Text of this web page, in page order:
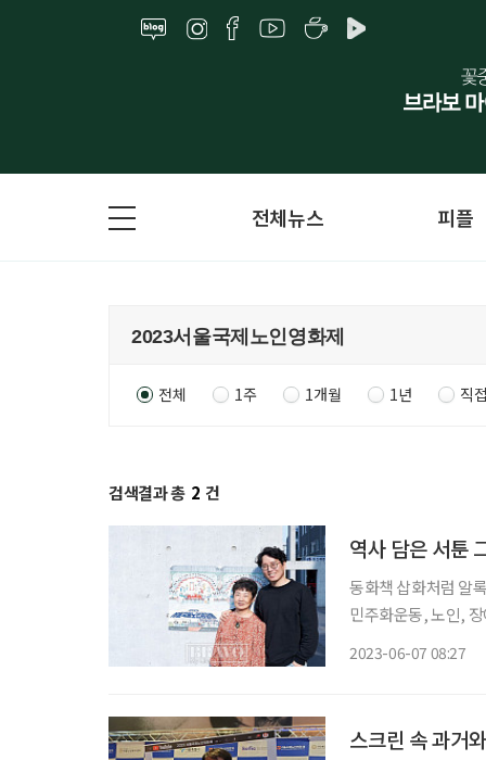
전체뉴스 피플
전체 1주 1개월 1년 직
검색결과 총 2 건
역사 담은 서툰
동화책 삽화처럼 알
민주화운동, 노인,
2023-06-07 08:27
스크린 속 과거